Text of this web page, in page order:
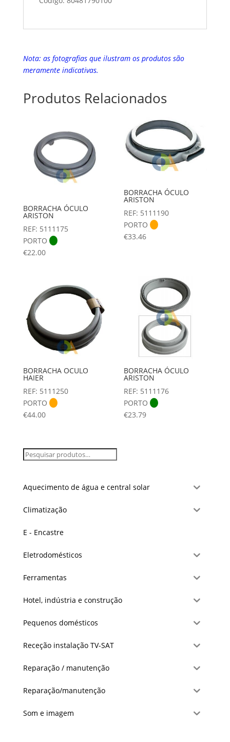
Nota: as fotografias que ilustram os produtos são
meramente indicativas.
Produtos Relacionados
BORRACHA ÓCULO
ARISTON
REF: 5111175
PORTO
€22.00
BORRACHA ÓCULO
ARISTON
REF: 5111190
PORTO
€33.46
BORRACHA OCULO
HAIER
REF: 5111250
PORTO
€44.00
BORRACHA ÓCULO
ARISTON
REF: 5111176
PORTO
€23.79
Aquecimento de água e central solar
Climatização
E - Encastre
Eletrodomésticos
Ferramentas
Hotel, indústria e construção
Pequenos domésticos
Receção instalação TV-SAT
Reparação / manutenção
Reparação/manutenção
Som e imagem